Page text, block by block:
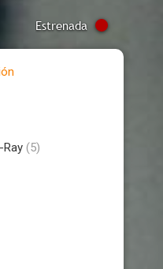
Estrenada
Ray (5)